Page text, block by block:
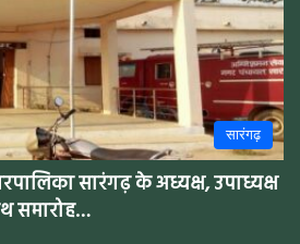
सारंगढ़
सारंगढ़ के अध्यक्ष, उपाध्यक्ष
समारोह…